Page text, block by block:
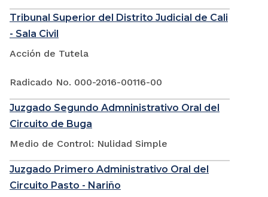
Tribunal Superior del Distrito Judicial de Cali
- Sala Civil
Acción de Tutela
Radicado No. 000-2016-00116-00
Juzgado Segundo Admninistrativo Oral del
Circuito de Buga
Medio de Control: Nulidad Simple
Juzgado Primero Administrativo Oral del
Circuito Pasto - Nariño